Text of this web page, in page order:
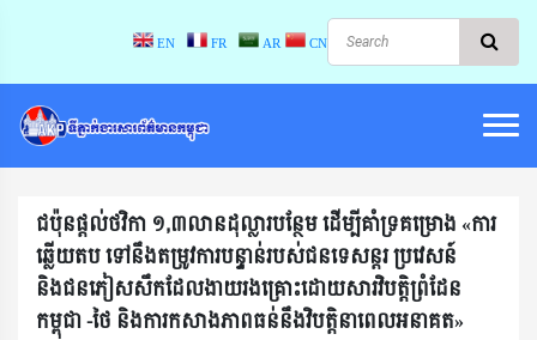
EN FR AR CN
ជប៉ុនផ្តល់ថវិកា ១,៣លានដុល្លារបន្ថែម ដើម្បីគាំទ្រគម្រោង «ការ
ឆ្លើយតប ទៅនឹងតម្រូវការបន្ទាន់របស់ជនទេសន្តរ ប្រវេសន៍
និងជនភៀសសឹកដែលងាយរងគ្រោះដោយសារវិបត្តិព្រំដែន
កម្ពុជា -ថៃ និងការកសាងភាពធន់នឹងវិបត្តិនាពេលអនាគត»